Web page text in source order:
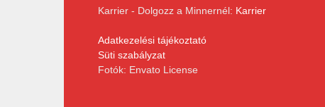
Karrier - Dolgozz a Minnernél: Karrier
Adatkezelési tájékoztató
Süti szabályzat
Fotók: Envato License